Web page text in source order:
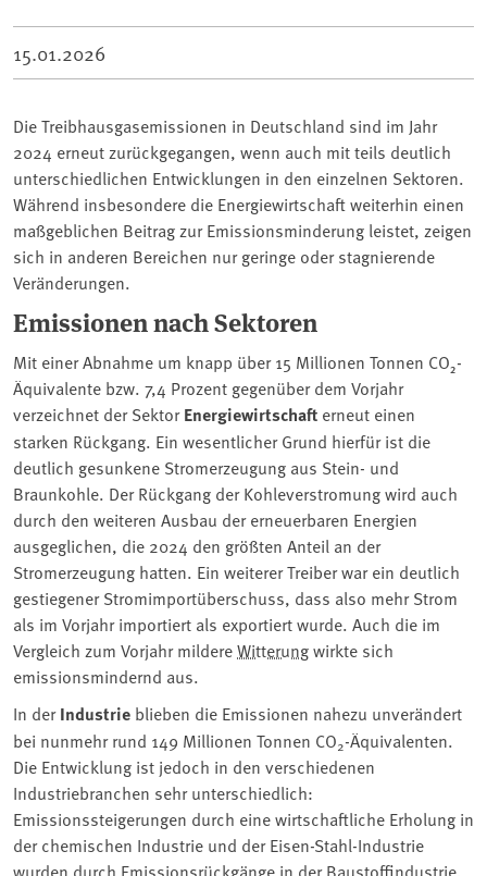
15.01.2026
Die Treibhausgasemissionen in Deutschland sind im Jahr
2024 erneut zurückgegangen, wenn auch mit teils deutlich
unterschiedlichen Entwicklungen in den einzelnen Sektoren.
Während insbesondere die Energiewirtschaft weiterhin einen
maßgeblichen Beitrag zur Emissionsminderung leistet, zeigen
sich in anderen Bereichen nur geringe oder stagnierende
Veränderungen.
Emissionen nach Sektoren
Mit einer Abnahme um knapp über 15 Millionen Tonnen CO₂-
Äquivalente bzw. 7,4 Prozent gegenüber dem Vorjahr
verzeichnet der SektorEnergiewirtschaft erneut einen
starken Rückgang. Ein wesentlicher Grund hierfür ist die
deutlich gesunkene Stromerzeugung aus Stein- und
Braunkohle. Der Rückgang der Kohleverstromung wird auch
durch den weiteren Ausbau der erneuerbaren Energien
ausgeglichen, die 2024 den größten Anteil an der
Stromerzeugung hatten. Ein weiterer Treiber war ein deutlich
gestiegener Stromimportüberschuss, dass also mehr Strom
als im Vorjahr importiert als exportiert wurde. Auch die im
Vergleich zum Vorjahr mildereWitterungwirkte sich
emissionsmindernd aus.
In derIndustrie blieben die Emissionen nahezu unverändert
bei nunmehr rund 149 Millionen Tonnen CO2-Äquivalenten.
Die Entwicklung ist jedoch in den verschiedenen
Industriebranchen sehr unterschiedlich:
Emissionssteigerungen durch eine wirtschaftliche Erholung in
der chemischen Industrie und der Eisen-Stahl-Industrie
wurden durch Emissionsrückgänge in der Baustoffindustrie,